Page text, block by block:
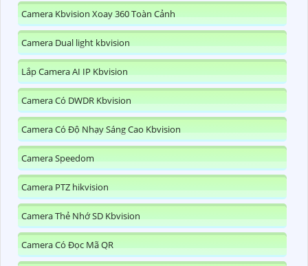
Camera Kbvision Xoay 360 Toàn Cảnh
Camera Dual light kbvision
Lắp Camera AI IP Kbvision
Camera Có DWDR Kbvision
Camera Có Độ Nhạy Sáng Cao Kbvision
Camera Speedom
Camera PTZ hikvision
Camera Thẻ Nhớ SD Kbvision
Camera Có Đọc Mã QR